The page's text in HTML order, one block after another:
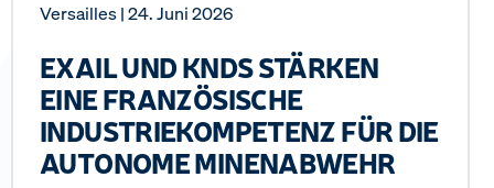
Versailles| 24. Juni 2026
EXAIL UND KNDS STÄRKEN
EINE FRANZÖSISCHE
INDUSTRIEKOMPETENZ FÜR DIE
AUTONOME MINENABWEHR